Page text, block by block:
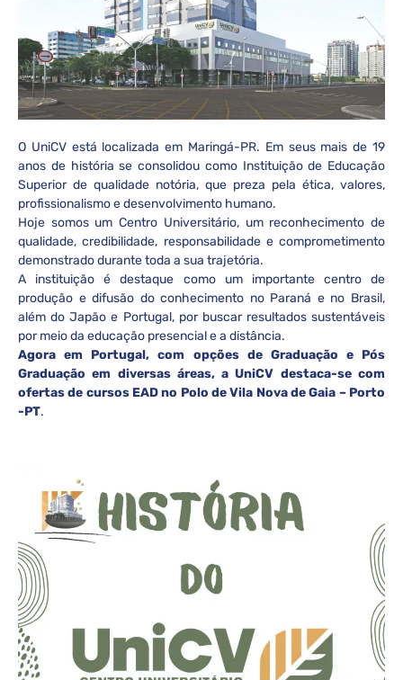
O UniCV está localizada em Maringá-PR. Em seus mais de 19
anos de história se consolidou como Instituição de Educação
Superior de qualidade notória, que preza pela ética, valores,
profissionalismo e desenvolvimento humano.
Hoje somos um Centro Universitário, um reconhecimento de
qualidade, credibilidade, responsabilidade e comprometimento
demonstrado durante toda a sua trajetória.
A instituição é destaque como um importante centro de
produção e difusão do conhecimento no Paraná e no Brasil,
além do Japão e Portugal, por buscar resultados sustentáveis
por meio da educação presencial e a distância.
Agora em Portugal, com opções de Graduação e Pós
Graduação em diversas áreas, a UniCV destaca-se com
ofertas de cursos EAD no Polo de Vila Nova de Gaia – Porto
-PT.